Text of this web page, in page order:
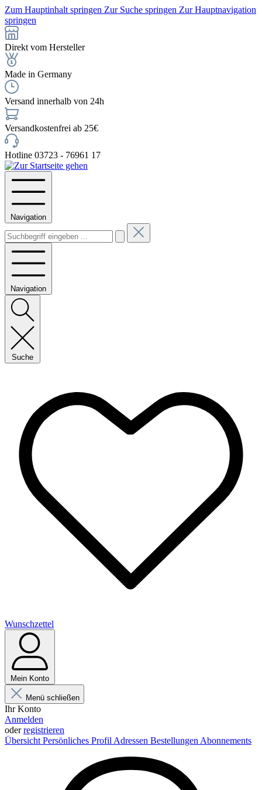
Zum Hauptinhalt springen Zur Suche springen Zur Hauptnavigation
springen
Direkt vom Hersteller
Made in Germany
Versand innerhalb von 24h
Versandkostenfrei ab 25€
Hotline 03723 - 76961 17
Navigation
Navigation
Suche
Wunschzettel
Mein Konto
Menü schließen
Ihr Konto
Anmelden
oderregistrieren
Übersicht Persönliches Profil Adressen Bestellungen Abonnements